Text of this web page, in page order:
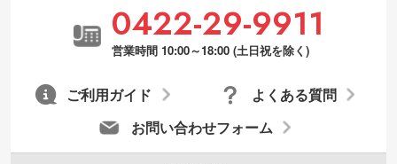
0422-29-9911
営業時間 10:00～18:00 (土日祝を除く)
お問い合わせフォーム
よくある質問
ご利用ガイド